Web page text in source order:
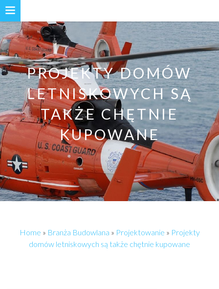
PROJEKTY DOMÓW
LETNISKOWYCH SĄ
TAKŻE CHĘTNIE
KUPOWANE
Home » Branża Budowlana » Projektowanie » Projekty
domów letniskowych są także chętnie kupowane